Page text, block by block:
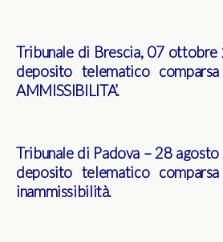
Tribunale di Brescia, 07 ottobre
deposito telematico
AMMISSIBILITA’.
Tribunale di Padova – 28
deposito telematico
inammissibilità.